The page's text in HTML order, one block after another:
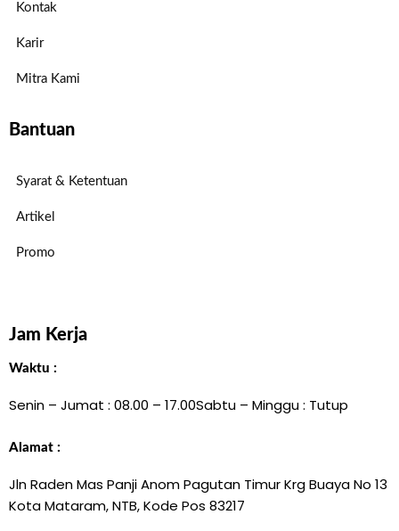
Kontak
Karir
Mitra Kami
Bantuan
Syarat & Ketentuan
Artikel
Promo
Jam Kerja
Waktu :
Senin – Jumat : 08.00 – 17.00Sabtu – Minggu : Tutup
Alamat :
Jln Raden Mas Panji Anom Pagutan Timur Krg Buaya No 13
Kota Mataram, NTB, Kode Pos 83217